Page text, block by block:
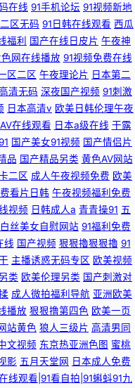
在线 91手机论坛 91视频新地
区无码 91日韩在线观看 西瓜
福利 国产在线日皮片 午夜神
网在线播放 91视频免费在线
区二区 午夜理论片 日本第二
清无码 深夜国产视频 91刺激
日本高清v 欧美日韩伦理午夜
在线观看 日本a级在线 干露
国产美女91视频 国产情侣片
品 国产精品另类 黄色AV网站
二区 成人午夜视频免费 欧美
看片日韩 午夜视频福利免费
视频 日韩成人a 青青操91 五
白丝美女自慰网站 91福利免费
线 国产视频 狠狠擼狠狠擼 91
主播诱惑无码专区 欧美视频
类 欧美伦理另类 国产刺激对
成人微拍福利导航 亚洲欧美
播放 狠狠撸第四色 欧美一页
站黄色 狼人三级片 高清男同
文视频 东京热亚洲色图 蜜桃
影 五月天堂网 日本成人免费
线观看|91看自拍|91蝌蚪91九